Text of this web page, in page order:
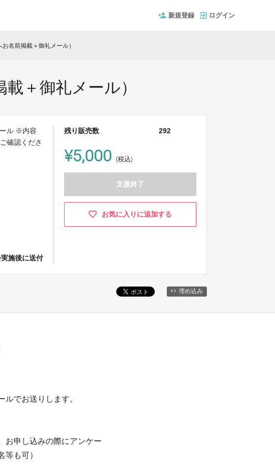
新規登録 ログイン
名前掲載＋御礼メール）
＋御礼メール）
ル ※内容
確認くださ
施後に送付
残り販売数 292
¥5,000 (税込)
支援終了
お気に入りに追加する
埋め込み
でお送りします。
お申し込みの際にアンケー
等も可）